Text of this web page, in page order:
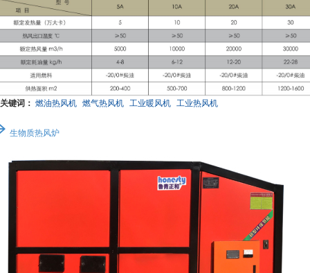
关键词： 燃油热风机 燃气热风机 工业暖风机 工业热风机
生物质热风炉